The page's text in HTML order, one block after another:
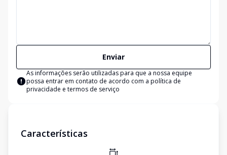
Enviar
As informações serão utilizadas para que a nossa equipe
possa entrar em contato de acordo com a política de
privacidade e termos de serviço
Características